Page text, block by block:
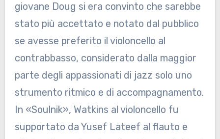
giovane Doug si era convinto che sarebbe
stato più accettato e notato dal pubblico
se avesse preferito il violoncello al
contrabbasso, considerato dalla maggior
parte degli appassionati di jazz solo uno
strumento ritmico e di accompagnamento.
In «Soulnik», Watkins al violoncello fu
supportato da Yusef Lateef al flauto e